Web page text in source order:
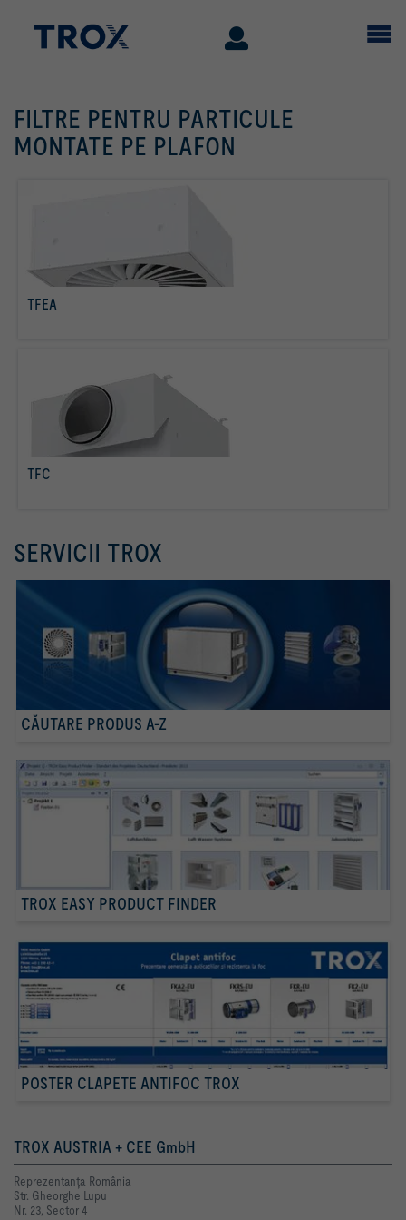
FILTRE PENTRU PARTICULE
MONTATE PE PLAFON
TFEA
TFC
SERVICII TROX
CĂUTARE PRODUS A-Z
TROX EASY PRODUCT FINDER
POSTER CLAPETE ANTIFOC TROX
TROX AUSTRIA + CEE GmbH
Reprezentanţa România
Str. Gheorghe Lupu
Nr. 23, Sector 4